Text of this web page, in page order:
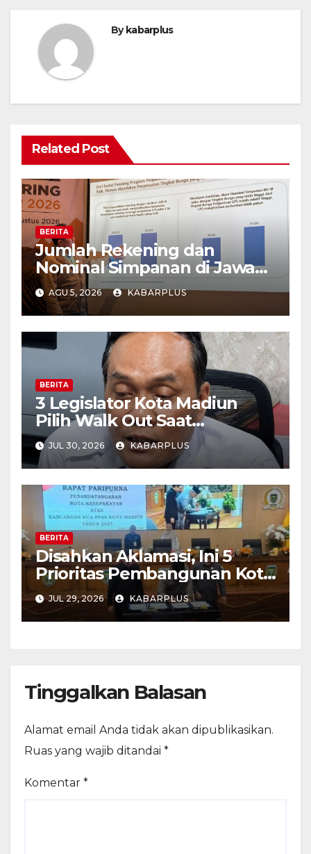
Bykabarplus
Related Post
BERITA
Jumlah Rekening dan
Nominal Simpanan di Jawa
Timur Meningkat 1,17% Year
on Year.
AGU 5, 2026 KABARPLUS
BERITA
3 Legislator Kota Madiun
Pilih Walk Out Saat
Paripurna
JUL 30, 2026 KABARPLUS
BERITA
Disahkan Aklamasi, Ini 5
Prioritas Pembangunan Kota
Madiun dalam KUA-PPAS
APBD 2027
JUL 29, 2026 KABARPLUS
Tinggalkan Balasan
Alamat email Anda tidak akan dipublikasikan.
Ruas yang wajib ditandai *
Komentar *